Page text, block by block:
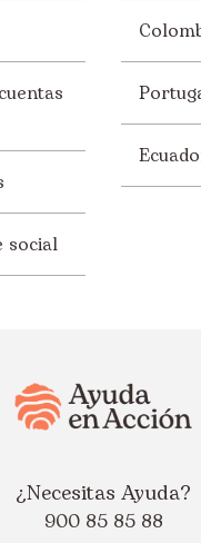
social
¿Necesitas Ayuda?
900 85 85 88